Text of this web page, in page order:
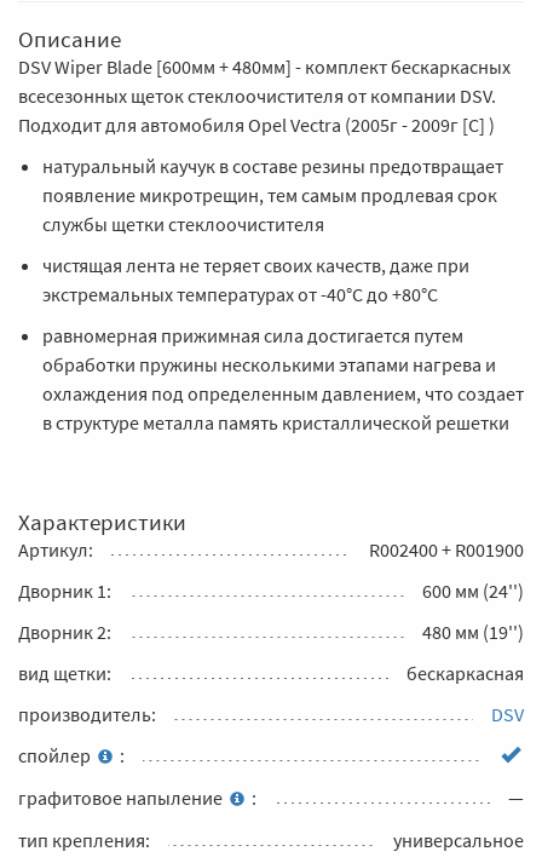
Описание
DSV Wiper Blade [600мм + 480мм] - комплект бескаркасных
всесезонных щеток стеклоочистителя от компании DSV.
Подходит для автомобиля Opel Vectra (2005г - 2009г [C] )
натуральный каучук в составе резины предотвращает
появление микротрещин, тем самым продлевая срок
службы щетки стеклоочистителя
чистящая лента не теряет своих качеств, даже при
экстремальных температурах от -40°С до +80°C
равномерная прижимная сила достигается путем
обработки пружины несколькими этапами нагрева и
охлаждения под определенным давлением, что создает
в структуре металла память кристаллической решетки
Характеристики
Артикул:
R002400 + R001900
Дворник 1:
600 мм (24'')
Дворник 2:
480 мм (19'')
вид щетки:
бескаркасная
производитель:
DSV
спойлер
:
графитовое напыление
:
—
тип крепления:
универсальное